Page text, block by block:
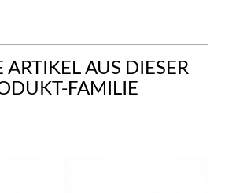
ARTIKEL AUS DIESER
FAMILIE